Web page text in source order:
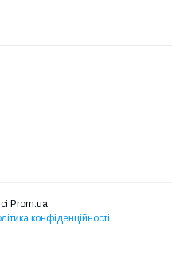
Prom.ua
конфіденційності